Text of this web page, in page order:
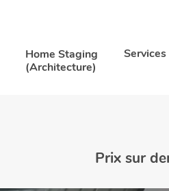
Home Staging
(Architecture)
Services
Prix sur